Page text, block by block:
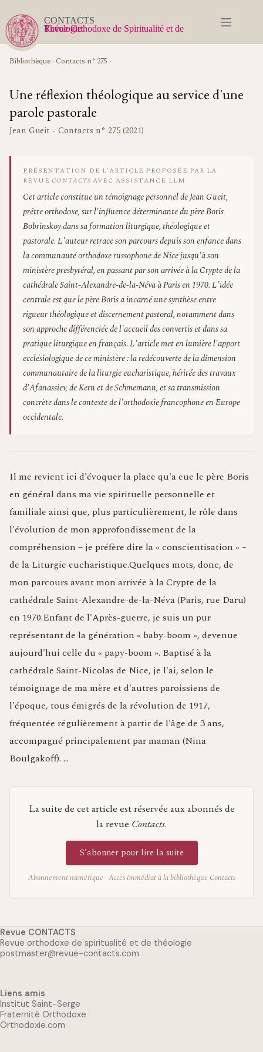
contenu
CONTACTS
Revue Orthodoxe de Spiritualité et de Théologie
Bibliothèque› Contacts n° 275 ›
Une réflexion théologique au service d'une
parole pastorale
Jean Gueit - Contacts n° 275 (2021)
PRÉSENTATION DE L'ARTICLE PROPOSÉE PAR LA
REVUECONTACTS AVEC ASSISTANCE LLM
Cet article constitue un témoignage personnel de Jean Gueit,
prêtre orthodoxe, sur l'influence déterminante du père Boris
Bobrinskoy dans sa formation liturgique, théologique et
pastorale. L'auteur retrace son parcours depuis son enfance dans
la communauté orthodoxe russophone de Nice jusqu'à son
ministère presbytéral, en passant par son arrivée à la Crypte de la
cathédrale Saint-Alexandre-de-la-Néva à Paris en 1970. L'idée
centrale est que le père Boris a incarné une synthèse entre
rigueur théologique et discernement pastoral, notamment dans
son approche différenciée de l'accueil des convertis et dans sa
pratique liturgique en français. L'article met en lumière l'apport
ecclésiologique de ce ministère : la redécouverte de la dimension
communautaire de la liturgie eucharistique, héritée des travaux
d'Afanassiev, de Kern et de Schmemann, et sa transmission
concrète dans le contexte de l'orthodoxie francophone en Europe
occidentale.
Il me revient ici d'évoquer la place qu'a eue le père Boris
en général dans ma vie spirituelle personnelle et
familiale ainsi que, plus particulièrement, le rôle dans
l'évolution de mon approfondissement de la
compréhension – je préfère dire la « conscientisation » –
de la Liturgie eucharistique.Quelques mots, donc, de
mon parcours avant mon arrivée à la Crypte de la
cathédrale Saint-Alexandre-de-la-Néva (Paris, rue Daru)
en 1970.Enfant de l'Après-guerre, je suis un pur
représentant de la génération « baby-boom », devenue
aujourd'hui celle du « papy-boom ». Baptisé à la
cathédrale Saint-Nicolas de Nice, je l'ai, selon le
témoignage de ma mère et d'autres paroissiens de
l'époque, tous émigrés de la révolution de 1917,
fréquentée régulièrement à partir de l'âge de 3 ans,
accompagné principalement par maman (Nina
Boulgakoff). …
La suite de cet article est réservée aux abonnés de
la revue Contacts.
S'abonner pour lire la suite
Abonnement numérique · Accès immédiat à la bibliothèque Contacts
Revue CONTACTS
Revue orthodoxe de spiritualité et de théologie
postmaster@revue-contacts.com
Liens amis
Institut Saint-Serge
Fraternité Orthodoxe
Orthodoxie.com